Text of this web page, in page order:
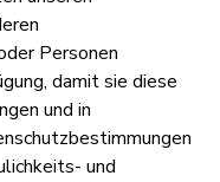
Personen
damit sie diese
und in
und